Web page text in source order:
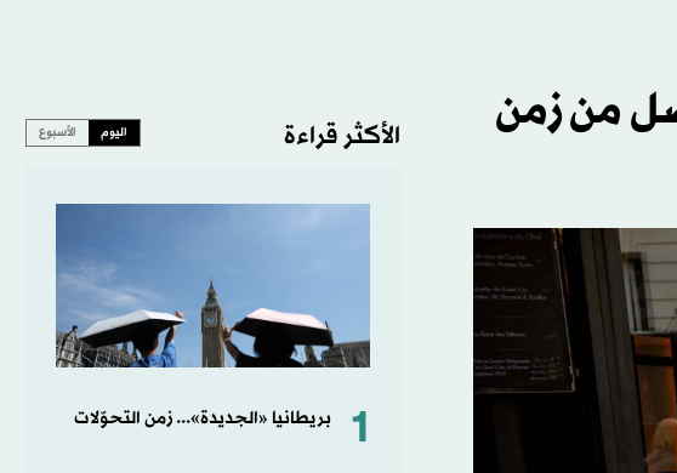
من زمن
الأكثر قراءة اليوم الأسبوع
1 بريطانيا «الجديدة»... زمن التحوّلات